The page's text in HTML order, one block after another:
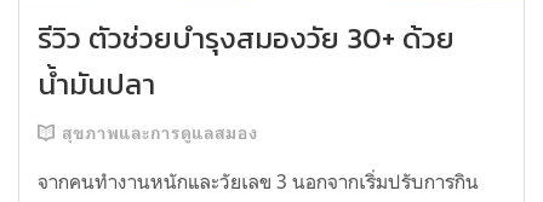
รีวิว ตัวช่วยบำรุงสมองวัย 30+ ด้วย
น้ำมันปลา
สุขภาพและการดูแลสมอง
จากคนทำงานหนักและวัยเลข 3 นอกจากเริ่มปรับการกิน